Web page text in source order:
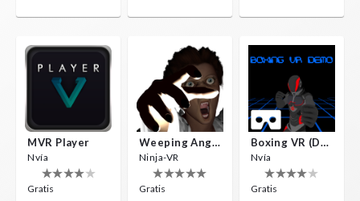
MVR Player
Nvía
Gratis
Weeping Angels VR
Ninja-VR
Gratis
Boxing VR (Demo)
Nvía
Gratis